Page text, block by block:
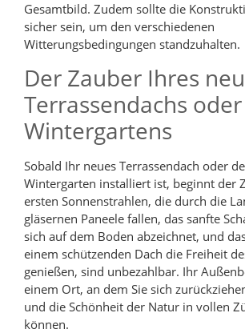
Gesamtbild. Zudem sollte die
sicher sein, um den verschiedenen
Witterungsbedingungen standzuhalten.
Der Zauber Ihres
Terrassendachs oder
Wintergartens
Sobald Ihr neues Terrassendach oder
Wintergarten installiert ist, beginnt der
ersten Sonnenstrahlen, die durch die
gläsernen Paneele fallen, das sanfte
sich auf dem Boden abzeichnet, und
einem schützenden Dach die Freiheit
genießen, sind unbezahlbar. Ihr
einem Ort, an dem Sie sich
und die Schönheit der Natur in vollen
können.